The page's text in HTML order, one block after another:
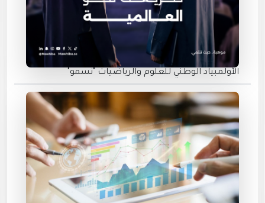
الأولمبياد الوطني للعلوم والرياضيات "نسمو"